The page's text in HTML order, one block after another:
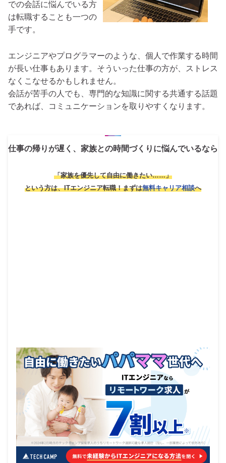
での会話に悩んでいる方
は転職することも一つの
手です。
エンジニアやプログラマーのような、個人で作業する時間
が長い仕事もあります。そういった仕事の方が、ストレス
なくこなせるかもしれません。
会話が苦手の人でも、専門的な知識に関する共通する話題
であれば、コミュニケーションを取りやすくなります。
仕事の帰りが遅く、家族との時間づくりに悩んでいるなら
「家族を優先して自由に働きたい……」
という方は、ITエンジニア転職！まずは無料キャリア相談へ